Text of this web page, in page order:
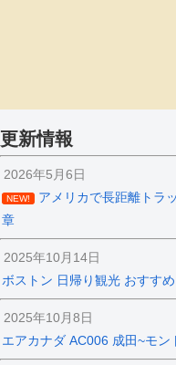
更新情報
2026年5月6日
NEW!
アメリカで長距離トラ
章
2025年10月14日
ボストン 日帰り観光 おすす
2025年10月8日
エアカナダ AC006 成田~モン